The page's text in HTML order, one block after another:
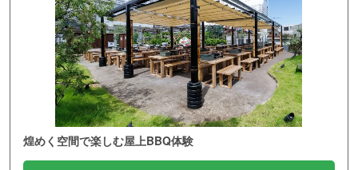
煌めく空間で楽しむ屋上BBQ体験